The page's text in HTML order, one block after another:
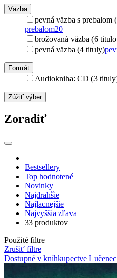
Väzba
pevná väzba s prebalom
prebalom20
brožovaná väzba (6
pevná väzba (4 tituly)
Formát
Audiokniha: CD (3
Zúžiť výber
Zoradiť
Bestsellery
Top hodnotené
Novinky
Najdrahšie
Najlacnejšie
Najvyššia zľava
33 produktov
Použité filtre
Zrušiť filtre
Dostupné v kníhkupectve